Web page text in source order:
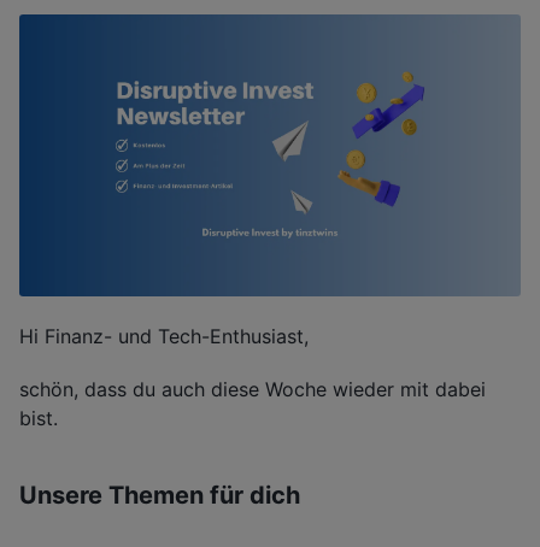
Hi Finanz- und Tech-Enthusiast,
schön, dass du auch diese Woche wieder mit dabei
bist.
Unsere Themen für dich